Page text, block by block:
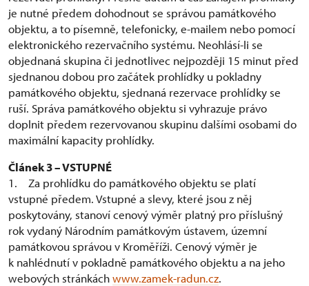
je nutné předem dohodnout se správou památkového
objektu, a to písemně, telefonicky, e-mailem nebo pomocí
elektronického rezervačního systému. Neohlásí-li se
objednaná skupina či jednotlivec nejpozději 15 minut před
sjednanou dobou pro začátek prohlídky u pokladny
památkového objektu, sjednaná rezervace prohlídky se
ruší. Správa památkového objektu si vyhrazuje právo
doplnit předem rezervovanou skupinu dalšími osobami do
maximální kapacity prohlídky.
Článek 3 – VSTUPNÉ
1. Za prohlídku do památkového objektu se platí
vstupné předem. Vstupné a slevy, které jsou z něj
poskytovány, stanoví cenový výměr platný pro příslušný
rok vydaný Národním památkovým ústavem, územní
památkovou správou v Kroměříži. Cenový výměr je
k nahlédnutí v pokladně památkového objektu a na jeho
webových stránkáchwww.zamek-radun.cz.